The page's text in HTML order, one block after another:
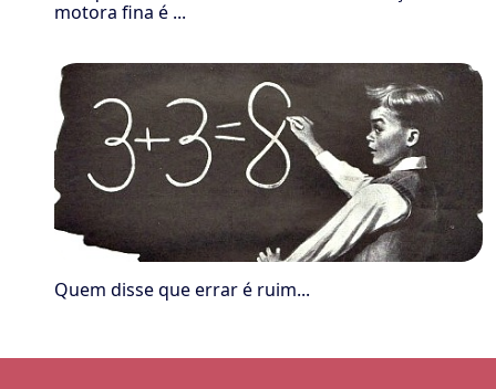
motora fina é ...
Quem disse que errar é ruim...